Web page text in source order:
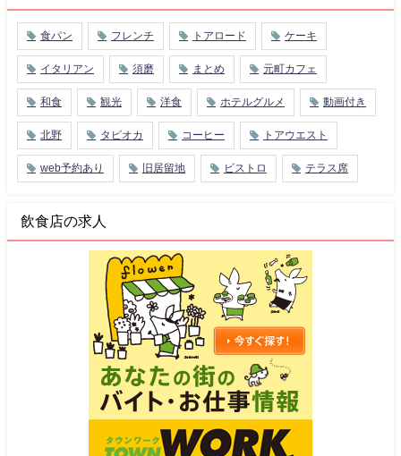
食パン フレンチ トアロード ケーキ
イタリアン 須磨 まとめ 元町カフェ
和食 観光 洋食 ホテルグルメ 動画付き
北野 タピオカ コーヒー トアウエスト
web予約あり 旧居留地 ビストロ テラス席
飲食店の求人